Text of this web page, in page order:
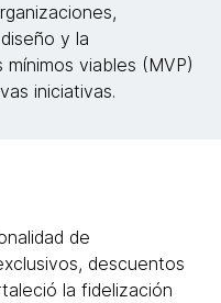
y la
viables (MVP)
iniciativas.
de
descuentos
la fidelización